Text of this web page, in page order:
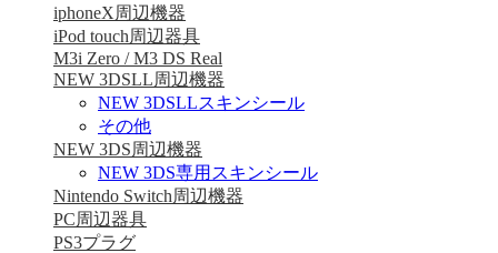
iphoneX周辺機器
iPod touch周辺器具
M3i Zero / M3 DS Real
NEW 3DSLL周辺機器
NEW 3DSLLスキンシール
その他
NEW 3DS周辺機器
NEW 3DS専用スキンシール
Nintendo Switch周辺機器
PC周辺器具
PS3プラグ